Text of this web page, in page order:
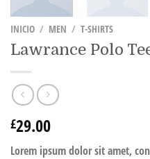
INICIO / MEN / T-SHIRTS
Lawrance Polo
£29.00
Lorem ipsum dolor sit amet,